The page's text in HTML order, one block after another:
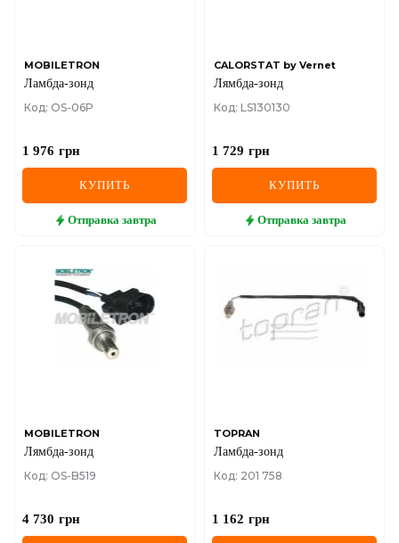
MOBILETRON
Ламбда-зонд
Код: OS-06P
1 976 грн
КУПИТЬ
Отправка завтра
CALORSTAT by Vernet
Лямбда-зонд
Код: LS130130
1 729 грн
КУПИТЬ
Отправка завтра
MOBILETRON
Лямбда-зонд
Код: OS-B519
4 730 грн
TOPRAN
Ламбда-зонд
Код: 201 758
1 162 грн